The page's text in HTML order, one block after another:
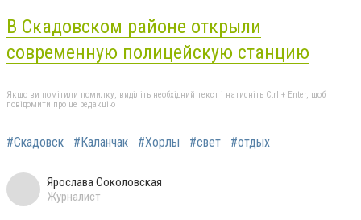
В Скадовском районе открыли
современную полицейскую станцию
Якщо ви помітили помилку, виділіть необхідний текст і натисніть Ctrl + Enter, щоб
повідомити про це редакцію
#Скадовск #Каланчак #Хорлы #свет #отдых
Ярослава Соколовская
Журналист